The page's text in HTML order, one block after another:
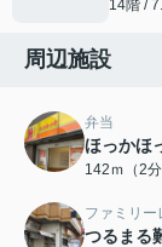
14階 /
周辺施設
弁当
ほっかほ
142ｍ（2分
ファミリー
つるまる